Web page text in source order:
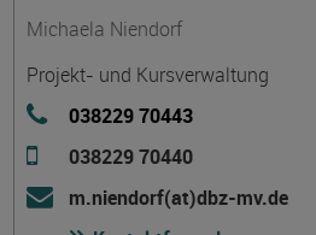
Michaela Niendorf
Projekt- und Kursverwaltung
038229 70443
038229 70440
m.niendorf(at)dbz-mv.de